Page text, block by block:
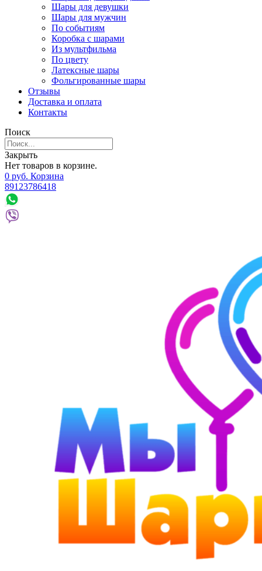
Шары для девушки
Шары для мужчин
По событиям
Коробка с шарами
Из мультфильма
По цвету
Латексные шары
Фольгированные шары
Отзывы
Доставка и оплата
Контакты
Поиск
Закрыть
Нет товаров в корзине.
0 руб. Корзина
89123786418